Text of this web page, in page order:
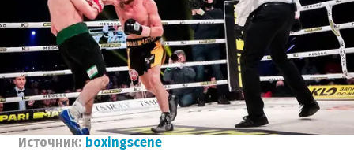
Источник: boxingscene